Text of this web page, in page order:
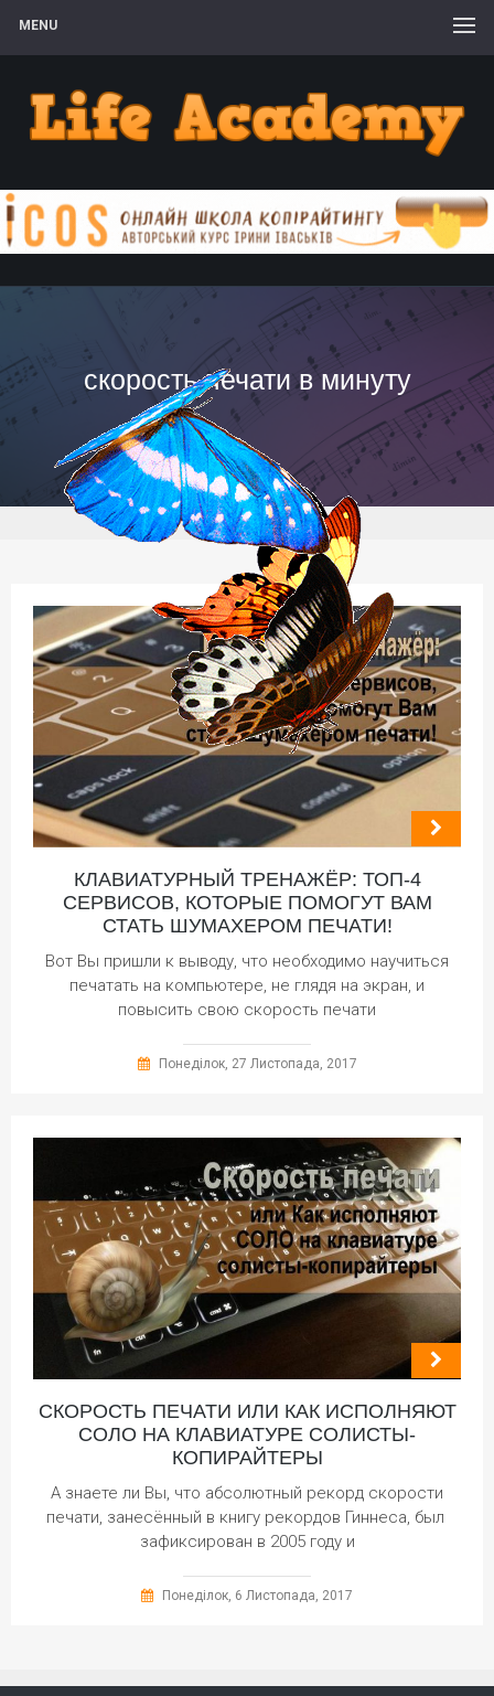
MENU
скорость печати в минуту
КЛАВИАТУРНЫЙ ТРЕНАЖЁР: ТОП-4
СЕРВИСОВ, КОТОРЫЕ ПОМОГУТ ВАМ
СТАТЬ ШУМАХЕРОМ ПЕЧАТИ!
Вот Вы пришли к выводу, что необходимо научиться
печатать на компьютере, не глядя на экран, и
повысить свою скорость печати
Понеділок, 27 Листопада, 2017
СКОРОСТЬ ПЕЧАТИ ИЛИ КАК ИСПОЛНЯЮТ
СОЛО НА КЛАВИАТУРЕ СОЛИСТЫ-
КОПИРАЙТЕРЫ
А знаете ли Вы, что абсолютный рекорд скорости
печати, занесённый в книгу рекордов Гиннеса, был
зафиксирован в 2005 году и
Понеділок, 6 Листопада, 2017